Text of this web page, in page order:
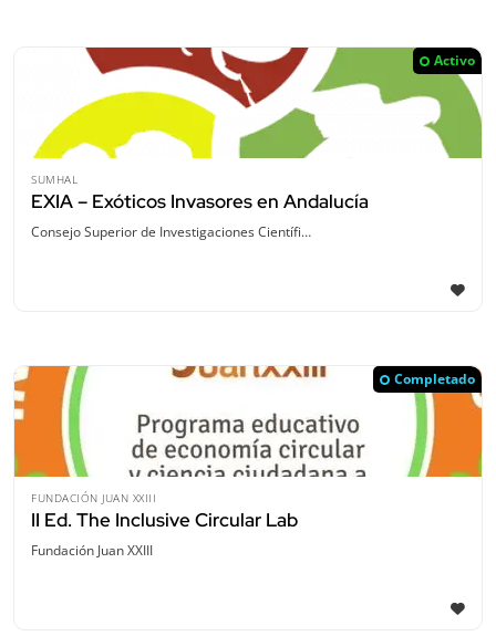
Activo
SUMHAL
EXIA – Exóticos Invasores en Andalucía
Consejo Superior de Investigaciones Científi…
Completado
FUNDACIÓN JUAN XXIII
II Ed. The Inclusive Circular Lab
Fundación Juan XXIII